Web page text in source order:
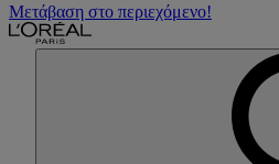
Μετάβαση στο περιεχόμενο!